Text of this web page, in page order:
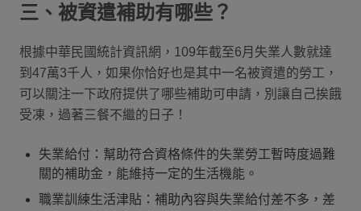
三、被資遣補助有哪些？
根據中華民國統計資訊網，109年截至6月失業人數就達
到47萬3千人，如果你恰好也是其中一名被資遣的勞工，
可以關注一下政府提供了哪些補助可申請，別讓自己挨餓
受凍，過著三餐不繼的日子！
失業給付：幫助符合資格條件的失業勞工暫時度過難
關的補助金，能維持一定的生活機能。
職業訓練生活津貼：補助內容與失業給付差不多，差